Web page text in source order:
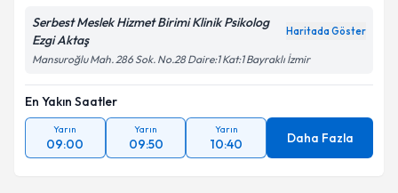
Serbest Meslek Hizmet Birimi Klinik Psikolog
Ezgi Aktaş
Haritada Göster
Mansuroğlu Mah. 286 Sok. No.28 Daire:1 Kat:1 Bayraklı İzmir
En Yakın Saatler
Yarın
09:00
Yarın
09:50
Yarın
10:40 Daha Fazla